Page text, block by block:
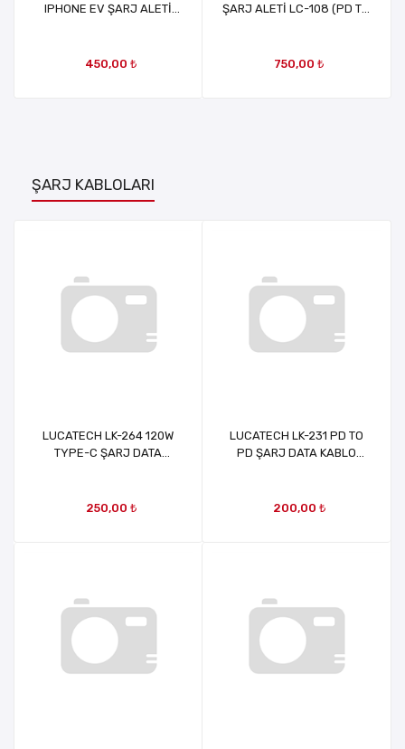
IPHONE EV ŞARJ ALETİ
450,00 ₺
ŞARJ ALETİ LC-108 (PD TO
750,00 ₺
ŞARJ KABLOLARI
LUCATECH LK-264 120W
TYPE-C ŞARJ DATA
250,00 ₺
LUCATECH LK-231 PD TO
PD ŞARJ DATA KABLO
200,00 ₺